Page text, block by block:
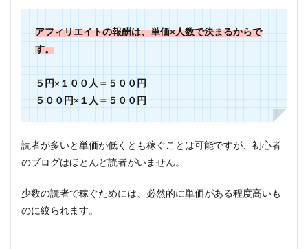
め
アフィリエイトの報酬は、単価×人数で決まるからで
す。
５円×１００人＝５００円
５００円×１人＝５００円
読者が多いと単価が低くとも稼ぐことは可能ですが、初心者
のブログはほとんど読者がいません。
少数の読者で稼ぐためには、必然的に単価がある程度高いも
のに絞られます。